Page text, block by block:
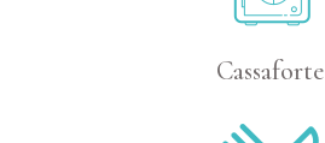
Cassaforte